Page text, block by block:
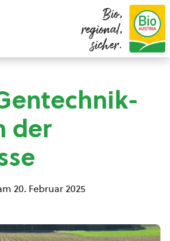
Bio,
regional,
sicher.
der
20. Februar 2025